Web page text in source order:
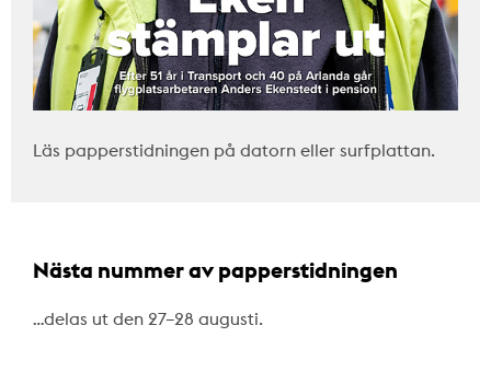
Läs papperstidningen på datorn eller surfplattan.
Nästa nummer av papperstidningen
…delas ut den 27–28 augusti.